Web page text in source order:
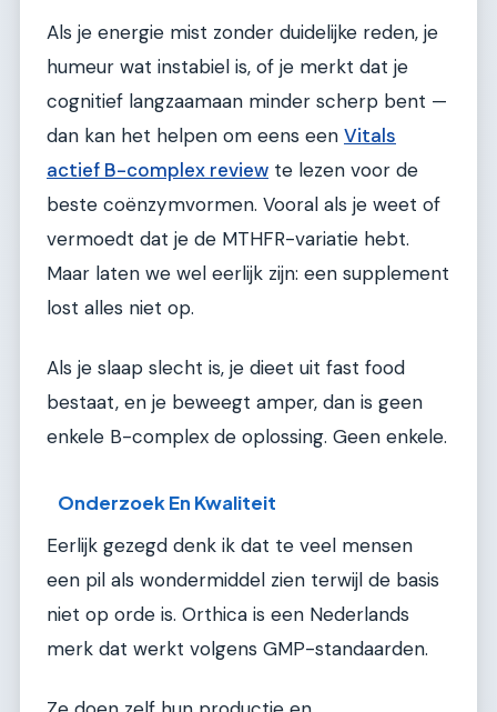
Als je energie mist zonder duidelijke reden, je
humeur wat instabiel is, of je merkt dat je
cognitief langzaamaan minder scherp bent —
dan kan het helpen om eens een Vitals
actief B-complex review te lezen voor de
beste coënzymvormen. Vooral als je weet of
vermoedt dat je de MTHFR-variatie hebt.
Maar laten we wel eerlijk zijn: een supplement
lost alles niet op.
Als je slaap slecht is, je dieet uit fast food
bestaat, en je beweegt amper, dan is geen
enkele B-complex de oplossing. Geen enkele.
Onderzoek En Kwaliteit
Eerlijk gezegd denk ik dat te veel mensen
een pil als wondermiddel zien terwijl de basis
niet op orde is. Orthica is een Nederlands
merk dat werkt volgens GMP-standaarden.